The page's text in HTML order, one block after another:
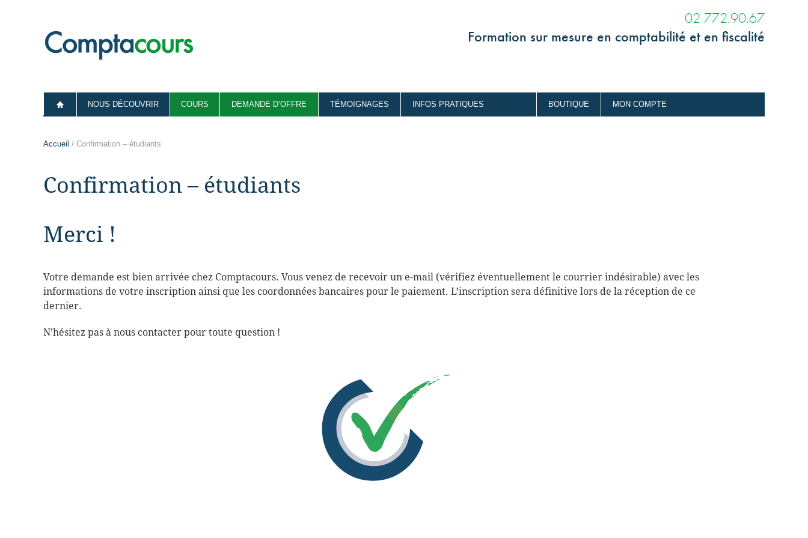
02 772.90.67
Formation sur mesure en comptabilité et en fiscalité
NOUS DÉCOUVRIR COURS DEMANDE D’OFFRE TÉMOIGNAGES INFOS PRATIQUES BOUTIQUE MON COMPTE
Accueil / Confirmation – étudiants
Confirmation – étudiants
Merci !
Votre demande est bien arrivée chez Comptacours. Vous venez de recevoir un e-mail (vérifiez éventuellement le courrier indésirable) avec les
informations de votre inscription ainsi que les coordonnées bancaires pour le paiement. L’inscription sera définitive lors de la réception de ce
dernier.
N’hésitez pas à nous contacter pour toute question !